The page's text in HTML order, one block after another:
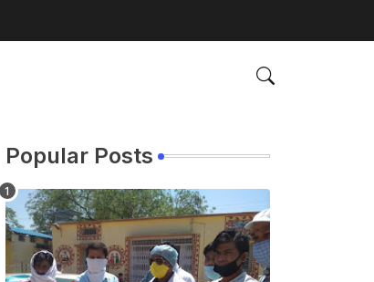
Popular Posts